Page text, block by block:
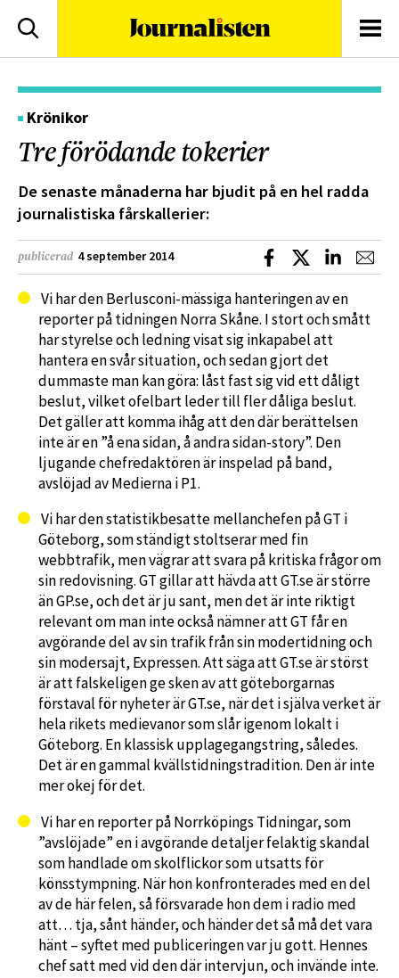
Sök
Krönikor
Tre förödande tokerier
De senaste månaderna har bjudit på en hel radda
journalistiska fårskallerier:
publicerad 4 september 2014 Dela på Facebook
Dela på XDela på
Vi har den Berlusconi-mässiga hanteringen av en
reporter på tidningen Norra Skåne. I stort och smått
har styrelse och ledning visat sig inkapabel att
hantera en svår situation, och sedan gjort det
dummaste man kan göra: låst fast sig vid ett dåligt
beslut, vilket ofelbart leder till fler dåliga beslut.
Det gäller att komma ihåg att den där berättelsen
inte är en ”å ena sidan, å andra sidan-story”. Den
ljugande chefredaktören är inspelad på band,
avslöjad av Medierna i P1.
Vi har den statistikbesatte mellanchefen på GT i
Göteborg, som ständigt stoltserar med fin
webbtrafik, men vägrar att svara på kritiska frågor om
sin redovisning. GT gillar att hävda att GT.se är större
än GP.se, och det är ju sant, men det är inte riktigt
relevant om man inte också nämner att GT får en
avgörande del av sin trafik från sin modertidning och
sin modersajt, Expressen. Att säga att GT.se är störst
är att falskeligen ge sken av att göteborgarnas
förstaval för nyheter är GT.se, när det i själva verket är
hela rikets medievanor som slår igenom lokalt i
Göteborg. En klassisk upplagegangstring, således.
Det är en gammal kvällstidningstradition. Den är inte
mer okej för det.
Vi har en reporter på Norrköpings Tidningar, som
”avslöjade” en i avgörande detaljer felaktig skandal
som handlade om skolflickor som utsatts för
könsstympning. När hon konfronterades med en del
av de här felen, så försvarade hon dem i radio med
att… tja, sånt händer, och händer det så må det vara
hänt – syftet med publiceringen var ju gott. Hennes
chef satt med vid den där intervjun, och invände inte.